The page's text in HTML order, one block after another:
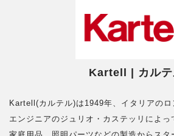
Kartell | カルテ
Kartell(カルテル)は1949年、イタリアの
エンジニアのジュリオ・カステッリによっ